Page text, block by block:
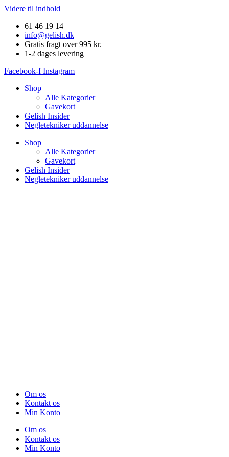
Videre til indhold
61 46 19 14
info@gelish.dk
Gratis fragt over 995 kr.
1-2 dages levering
Facebook-f Instagram
Shop
Alle Kategorier
Gavekort
Gelish Insider
Negletekniker uddannelse
Shop
Alle Kategorier
Gavekort
Gelish Insider
Negletekniker uddannelse
Om os
Kontakt os
Min Konto
Om os
Kontakt os
Min Konto